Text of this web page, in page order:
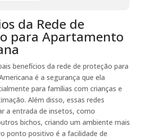
da Rede de
para Apartamento
benefícios da rede de proteção para
é a segurança que ela
para famílias com crianças e
Além disso, essas redes
a entrada de insetos, como
bichos, criando um ambiente mais
ponto positivo é a facilidade de